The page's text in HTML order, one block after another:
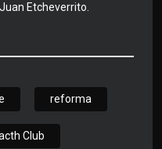
Etcheverrito.
reforma
Club